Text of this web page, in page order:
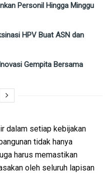
Personil Hingga Minggu
HPV Buat ASN dan
Gempita Bersama
dalam setiap kebijakan
tidak hanya
harus memastikan
oleh seluruh lapisan